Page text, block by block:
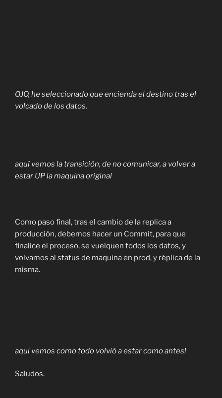
OJO, he seleccionado que encienda el destino tras el
volcado de los datos.
aquí vemos la transición, de no comunicar, a volver a
estar UP la maquina original
Como paso final, tras el cambio de la replica a
producción, debemos hacer un Commit, para que
finalice el proceso, se vuelquen todos los datos, y
volvamos al status de maquina en prod, y réplica de la
misma.
aqui vemos como todo volvió a estar como antes!
Saludos.